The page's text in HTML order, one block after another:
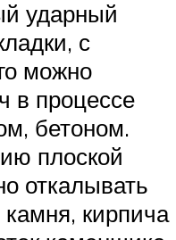
ударный
с
можно
в процессе
бетоном.
плоской
откалывать
кирпича